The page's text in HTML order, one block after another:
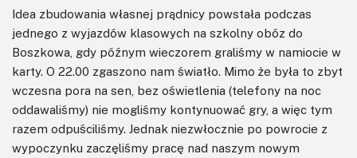
Idea zbudowania własnej prądnicy powstała podczas
jednego z wyjazdów klasowych na szkolny obóz do
Boszkowa, gdy późnym wieczorem graliśmy w namiocie w
karty. O 22.00 zgaszono nam światło. Mimo że była to zbyt
wczesna pora na sen, bez oświetlenia (telefony na noc
oddawaliśmy) nie mogliśmy kontynuować gry, a więc tym
razem odpuściliśmy. Jednak niezwłocznie po powrocie z
wypoczynku zaczęliśmy pracę nad naszym nowym